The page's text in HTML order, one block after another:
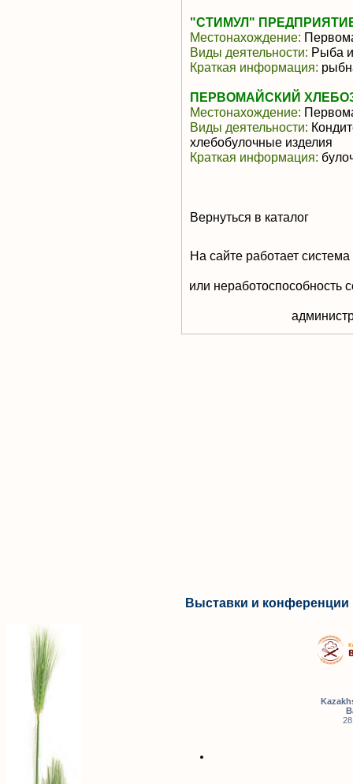
"СТИМУЛ"
Местонахождение:
Виды деятельности: Рыба
Краткая информация:
ПЕРВОМАЙСКИЙ
Местонахождение:
Виды деятельности:
хлебобулочные изделия
Краткая информация:
Вернуться в каталог
На сайте работает
или неработоспособность
Выставки и конференции